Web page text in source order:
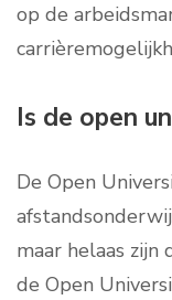
op de
Is de open
De Open
maar helaas
de Open